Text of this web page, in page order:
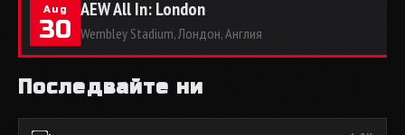
Aug
30
AEW All In: London
Wembley Stadium, Лондон, Англия
Последвайте ни